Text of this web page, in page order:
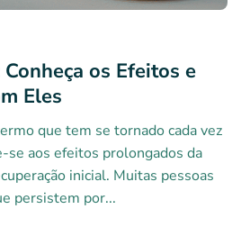
os Efeitos e
Eles
que tem se tornado cada vez
se aos efeitos prolongados da
inicial. Muitas pessoas
persistem por...